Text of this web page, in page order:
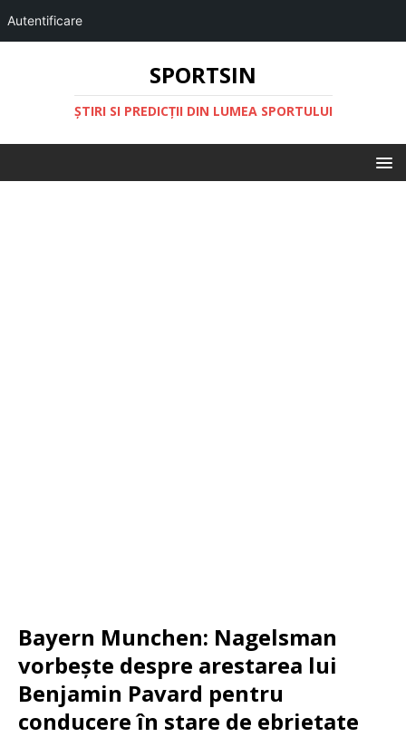
Autentificare
SPORTSIN
ŞTIRI SI PREDICŢII DIN LUMEA SPORTULUI
Bayern Munchen: Nagelsman
vorbește despre arestarea lui
Benjamin Pavard pentru
conducere în stare de ebrietate